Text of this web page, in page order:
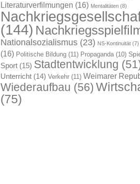
Literaturverfilmungen (16) Mentalitäten (8)
(144)
Nationalsozialismus (23) NS-Kontinuität (7)
(16) Politische Bildung (11) Propaganda (10)
Sport (15) Stadtentwicklung
Unterricht (14) Verkehr (11) Weimarer
Wiederaufbau (56)
(75)